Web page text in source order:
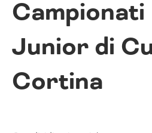
Junior di
Cortina